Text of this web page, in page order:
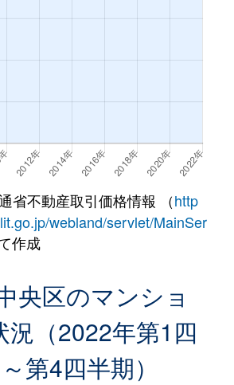
省不動産取引価格情報 （http
webland/servlet/MainSer
作成
央区のマンショ
況（2022年第1四
第4四半期）